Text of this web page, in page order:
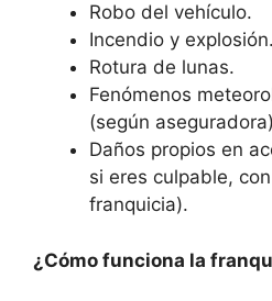
Robo del vehículo.
Incendio y explosión.
Rotura de lunas.
Fenómenos
(según
Daños propios en
si eres culpable,
franquicia).
¿Cómo funciona la